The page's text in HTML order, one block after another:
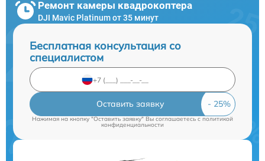
Ремонт камеры квадрокоптера
DJI Mavic Platinum от 35 минут
Бесплатная консультация со
специалистом
Оставить заявку
Нажимая на кнопку "Оставить заявку" Вы соглашаетесь cполитикой
конфиденциальности